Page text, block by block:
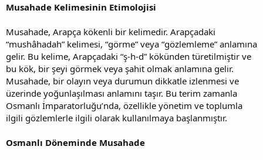
Musahade Kelimesinin Etimolojisi
Musahade, Arapça kökenli bir kelimedir. Arapçadaki
“mushâhadah” kelimesi, “görme” veya “gözlemleme” anlamına
gelir. Bu kelime, Arapçadaki “ş-h-d” kökünden türetilmiştir ve
bu kök, bir şeyi görmek veya şahit olmak anlamına gelir.
Musahade, bir olayın veya durumun dikkatle izlenmesi ve
üzerinde yoğunlaşılması anlamını taşır. Bu terim zamanla
Osmanlı İmparatorluğu’nda, özellikle yönetim ve toplumla
ilgili gözlemlerle ilgili olarak kullanılmaya başlanmıştır.
Osmanlı Döneminde Musahade